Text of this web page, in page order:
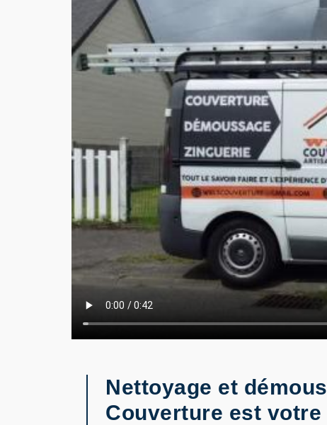
Nettoyage et
Couverture est